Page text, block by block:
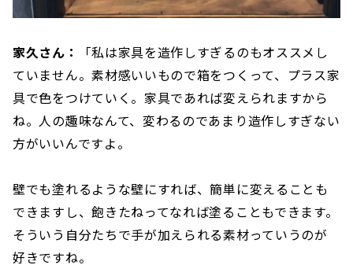
家久さん：
「私は家具を造作しすぎるのもオススメし
ていません。素材感いいもので箱をつくって、プラス家
具で色をつけていく。家具であれば変えられますから
ね。人の趣味なんて、変わるのであまり造作しすぎない
方がいいんですよ。
壁でも塗れるような壁にすれば、簡単に変えることも
できますし、飽きたねってなれば塗ることもできます。
そういう自分たちで手が加えられる素材っていうのが
好きですね。